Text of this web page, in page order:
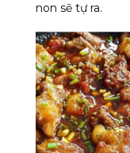
non sẽ tự ra.